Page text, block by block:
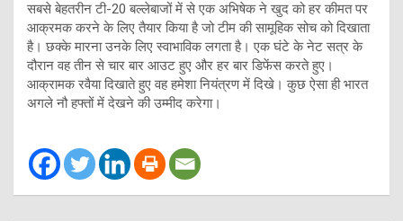
सबसे बेहतरीन टी-20 बल्लेबाजों में से एक अभिषेक ने खुद को हर कीमत पर
आक्रमक करने के लिए तैयार किया है जो टीम की सामूहिक सोच को दिखाता
है। छक्के मारना उनके लिए स्वाभाविक लगता है। एक घंटे के नेट सत्र के
दौरान वह तीन से चार बार आउट हुए और हर बार डिफेंस करते हुए।
आक्रामक रवैया दिखाते हुए वह हमेशा नियंत्रण में दिखे। कुछ ऐसा ही भारत
अगले नौ हफ्तों में देखने की उम्मीद करेगा।